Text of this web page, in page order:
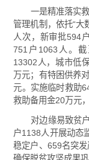
一是精准落实
管理机制，依托“大
人次，新审批594
751户1063人。
13302人，城市低
万元；有特困供养
元。实施临时救助
救助备用金20万元
对边缘易致贫
户1138人开展动态
稳定户、659名突发